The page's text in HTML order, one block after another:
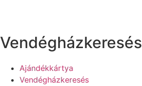
Vendégházkeresés
Ajándékkártya
Vendégházkeresés